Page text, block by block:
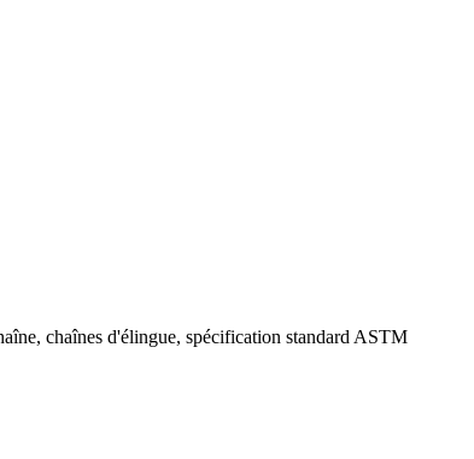
chaînes d'élingue, spécification standard ASTM